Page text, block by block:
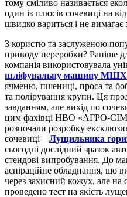
тому сміливо називається
один із плюсів сочевиці на
швидко вариться і не вимагає
З користю та заслуженою
приводу переробки? Раніше
компанія використовувала
шліфувальну машину МШХ
ячменю, пшениці, проса та
та полірування крупи. Ця
завданням, але вихід по
цим фахівці НВО «АГРО-
розпочали розробку
сочевиці – Лущильника
сьогодні дослідний зразок
стендові випробування. До
аспіраційне обладнання, що
через захисний кожух, але
проведено тест на якість